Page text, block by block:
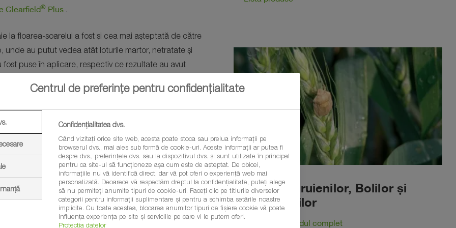
Clearfield® Plus .
la floarea-soarelui a fost și cea mai așteptată de către
unde au putut vedea atât loturile martor, netratate și
puse în aplicare, respectiv ce rezultate au avut
demonstrative și a vizitei în câmp a fost SCDA Brăila.
Ghidul Buruienilor, Bolilor și
Dăunătorilor
Accesează Ghidul complet
Centrul de preferințe pentru confidențialitate
Confidențialitatea dvs.
Când vizitați orice site web, acesta poate stoca sau prelua informații pe
browserul dvs., mai ales sub formă de cookie-uri. Aceste informații ar putea fi
despre dvs., preferințele dvs. sau la dispozitivul dvs. și sunt utilizate în principal
pentru ca site-ul să funcționeze așa cum este de așteptat. De obicei,
informațiile nu vă identifică direct, dar vă pot oferi o experiență web mai
personalizată. Deoarece vă respectăm dreptul la confidențialitate, puteți alege
să nu permiteți anumite tipuri de cookie-uri. Faceți clic pe titlurile diverselor
categorii pentru informații suplimentare și pentru a schimba setările noastre
implicite. Cu toate acestea, blocarea anumitor tipuri de fișiere cookie vă poate
influența experiența pe site și serviciile pe care vi le putem oferi.
Protecția datelor